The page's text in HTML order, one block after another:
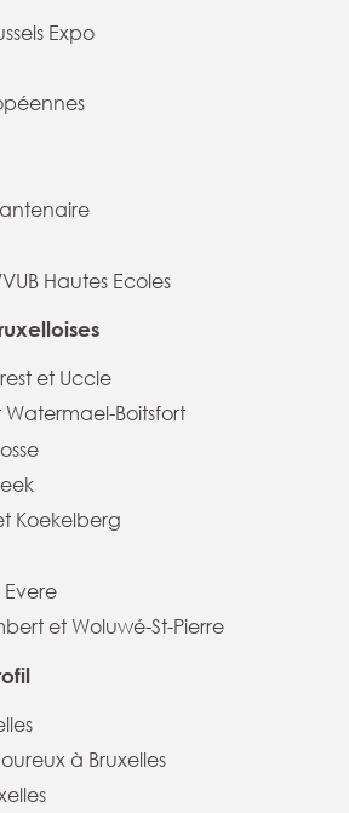
Expo
Hautes Ecoles
et Uccle
Boitsfort
Koekelberg
et Woluwé-St-Pierre
à Bruxelles